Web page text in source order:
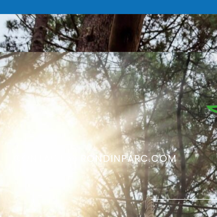
CONTACT @ RONDINPARC.COM